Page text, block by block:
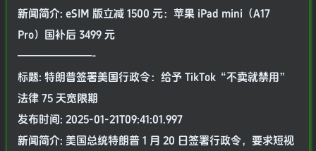
新闻简介: eSIM 版立减 1500 元：苹果 iPad mini（A17
Pro）国补后 3499 元
———————-
标题: 特朗普签署美国行政令：给予 TikTok“不卖就禁用”
法律 75 天宽限期
发布时间: 2025-01-21T09:41:01.997
新闻简介: 美国总统特朗普 1 月 20 日签署行政令，要求短视